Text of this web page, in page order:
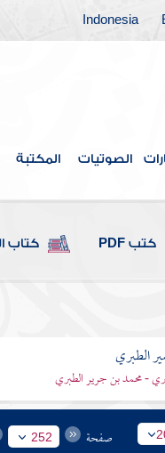
Indonesia
الصوتيات المكتبة
كتب PDF كتاب
الطبري
- محمد بن جرير الطبري
صفحة 252